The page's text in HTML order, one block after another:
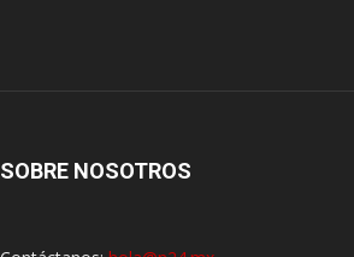
SOBRE NOSOTROS